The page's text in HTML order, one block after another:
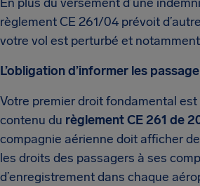
règlement CE 261/04 prévoit
votre vol est perturbé et
L’obligation d’informer les
Votre premier droit fondamental est
contenu du règlement CE 261 de
compagnie aérienne doit afficher
les droits des passagers à ses
d’enregistrement dans chaque